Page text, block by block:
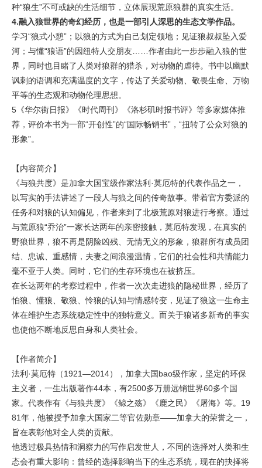
种“狼生”不可或缺的生活细节，立体展现荒原狼群的真实生活。
4.融入狼世界的奇幻经历，也是一部引人深思的生态文学作品。
学习“狼式小憩”；以狼的方式为自己划定领地；见证狼叔叔坠入爱
河；与懂“狼语”的因纽特人交朋友……作者由此一步步融入狼的世
界，同时也目睹了人类对狼群的猎杀，对动物的虐待。书中以幽默
讽刺的语调和充满温度的文字，传达了关爱动物、敬畏生命、万物
平等的生态观和动物伦理思想。
5《华尔街日报》《时代周刊》《洛杉矶时报书评》等多家媒体推
荐，评价本书为一部“开创性”的“国际畅销书”，“扭转了公众对狼的
形象”。
【内容简介】
《与狼共度》是加拿大国宝级作家法利·莫厄特的代表作品之一，
以写实的手法讲述了一段人与狼之间的传奇故事。带着官方委派的
任务和对狼的认知偏见，作者来到了北极荒原对狼进行考察。通过
与荒原狼“乔治”一家长达两年的亲密接触，莫厄特发现，在真实的
野狼世界，狼不再是阴险凶残、无情无义的形象，狼群所有成员团
结、忠诚、重感情，夫妻之间浪漫温情，它们的社会性和共情能力
毫不亚于人类。同时，它们的生存环境也在被挤压。
在长达两年的考察过程中，作者一次次走进狼的隐秘世界，经历了
怕狼、懂狼、敬狼、怜狼的认知与情感转变，见证了狼这一生命主
体在维护生态系统稳定性中的独特意义。而关于狼诸多新奇的事实
也使他不断地反思自身和人类社会。
【作者简介】
法利·莫厄特（1921—2014），加拿大国bao级作家，坚定的环保
主义者，一生出版著作44本，有2500多万册远销世界60多个国
家。代表作有《与狼共度》《鲸之殇》《鹿之民》《屠海》等。19
81年，他被授予加拿大国家二等官佐勋章——加拿大的荣誉之一，
旨在表彰他对全人类的贡献。
他透过极具热情和洞察力的写作启发世人，不同的选择对人类和生
态会有重大影响：曾经的选择影响当下的生态系统，现在的抉择将